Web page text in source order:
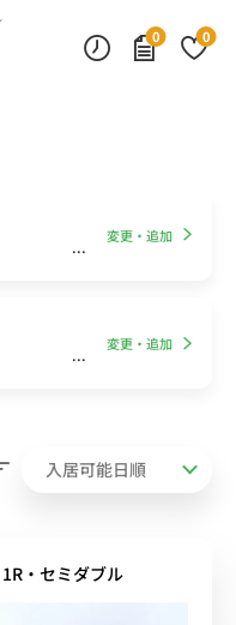
0
0
変更・追加
変更・追加
・セミダブル